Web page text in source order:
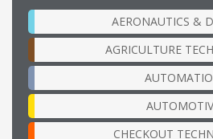
AERONAUTICS &
AGRICULTURE
CHECKOUT